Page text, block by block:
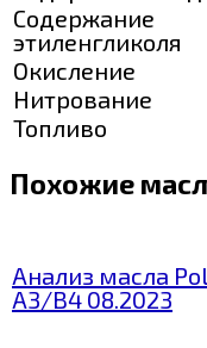
Содержание
этиленгликоля
Окисление
Нитрование
Топливо
Похожие
Анализ масла
A3/B4 08.2023